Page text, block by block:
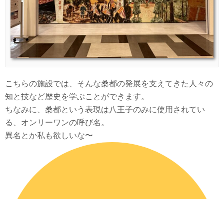
こちらの施設では、そんな桑都の発展を支えてきた人々の
知と技など歴史を学ぶことができます。
ちなみに、桑都という表現は八王子のみに使用されてい
る、オンリーワンの呼び名。
異名とか私も欲しいな〜